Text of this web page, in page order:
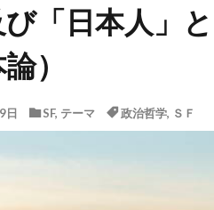
「日本人」
）
日 SF, テーマ 政治哲学, ＳＦ